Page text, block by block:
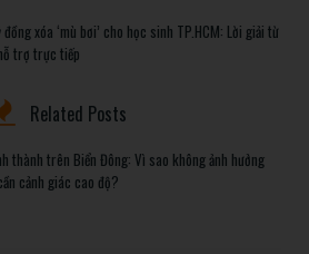
xóa ‘mù bơi’ cho học sinh TP.HCM: Lời giải từ
trợ trực tiếp
Related Posts
thành trên Biển Đông: Vì sao không ảnh hưởng
cảnh giác cao độ?